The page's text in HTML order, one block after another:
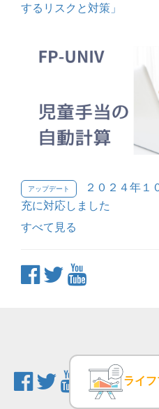
するリスクと対策」
アップデート
２０２４年１
充に対応しました
すべて見る
ライ